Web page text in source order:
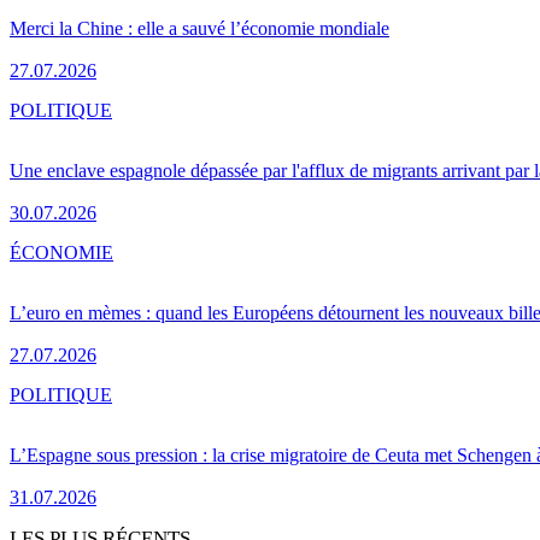
Merci la Chine : elle a sauvé l’économie mondiale
27.07.2026
Une enclave espagnole dépassée par l'afflux de migrants arrivant par
30.07.2026
POLITIQUE
L’euro en mèmes : quand les Européens détournent les nouveaux
27.07.2026
ÉCONOMIE
L’Espagne sous pression : la crise migratoire de Ceuta met Schengen
31.07.2026
POLITIQUE